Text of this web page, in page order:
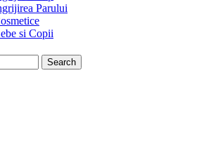
Parului
si Copii
Search